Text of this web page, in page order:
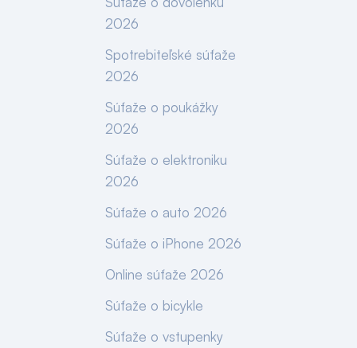
2026
Spotrebiteľské súťaže
2026
Súťaže o poukážky
2026
Súťaže o elektroniku
2026
Súťaže o auto 2026
Súťaže o iPhone 2026
Online súťaže 2026
Súťaže o bicykle
Súťaže o vstupenky